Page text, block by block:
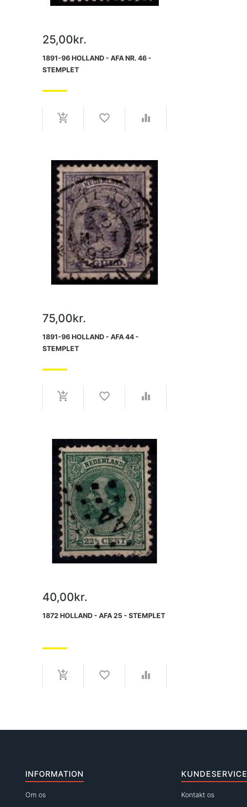
25,00kr.
1891-96 HOLLAND - AFA NR. 46 -
STEMPLET
75,00kr.
1891-96 HOLLAND - AFA 44 -
STEMPLET
40,00kr.
1872 HOLLAND - AFA 25 - STEMPLET
INFORMATION
Om os
KUNDESERVICE
Kontakt os